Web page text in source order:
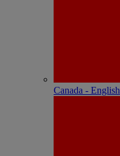
Canada - English